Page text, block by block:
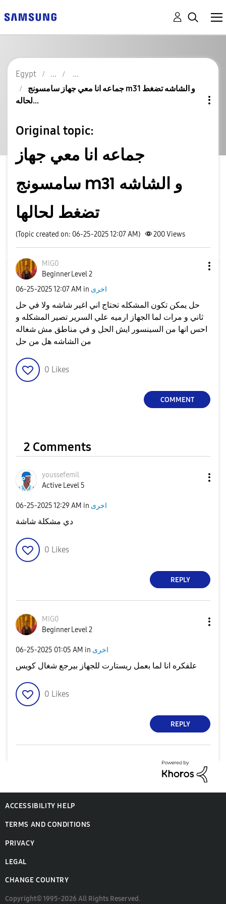
Egypt
جماعه انا معي جهاز سامسونج m31 و الشاشه تضغط
لحاله...
Original topic:
جماعه انا معي جهاز
سامسونج m31 و الشاشه
تضغط لحالها
(Topic created on: 06-25-2025 12:07 AM) 200Views
MIG0
Beginner Level 2
‎06-25-202512:07 AM in اخرى
حل يمكن تكون المشكله تحتاج اني اغير شاشه ولا في حل
ثاني و مرات لما الجهاز ارميه علي السرير تصير المشكله و
احس انها من السينسور ايش الحل و في مناطق مش شغاله
0 Likes
COMMENT
2 Comments
youssefemil
Active Level 5
‎06-25-202512:29 AM in اخرى
دي مشكلة شاشة
0 Likes
REPLY
MIG0
Beginner Level 2
‎06-25-2025 01:05 AM in اخرى
علفكره انا لما بعمل ريستارت للجهاز بيرجع شغال كويس
0 Likes
REPLY
ACCESSIBILITY HELP
TERMS AND CONDITIONS
PRIVACY
LEGAL
CHANGE COUNTRY
Copyright© 1995-2026 All Rights Reserved.